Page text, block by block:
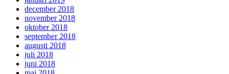
december 2018
november 2018
oktober 2018
september 2018
augusti 2018
juli 2018
juni 2018